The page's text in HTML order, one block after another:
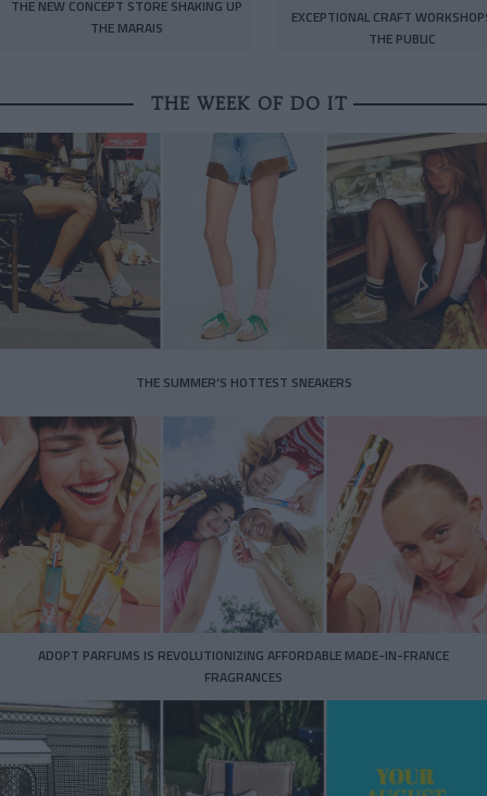
THE NEW CONCEPT STORE SHAKING UP
THE MARAIS
EXCEPTIONAL CRAFT
THE PUBLIC
THE WEEK OF DO IT
THE SUMMER’S HOTTEST SNEAKERS
ADOPT PARFUMS IS REVOLUTIONIZING AFFORDABLE MADE-IN-FRANCE
FRAGRANCES